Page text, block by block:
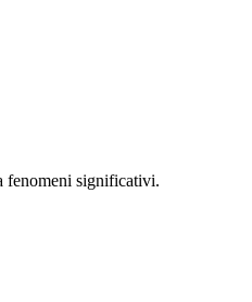
fenomeni significativi.